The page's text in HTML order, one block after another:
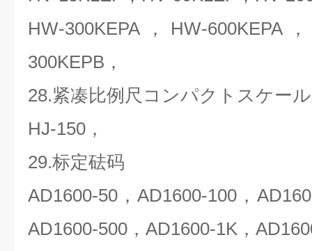
HW-300KEPA，HW-600KEPA
300KEPB，
28.紧凑比例尺コンパクトスケール
HJ-150，
29.标定砝码
AD1600-50，AD1600-100，
AD1600-500，AD1600-1K，